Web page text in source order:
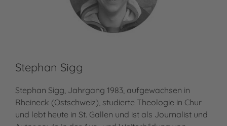
Stephan Sigg
Stephan Sigg, Jahrgang 1983, aufgewachsen in
Rheineck (Ostschweiz), studierte Theologie in Chur
und lebt heute in St. Gallen und ist als Journalist und